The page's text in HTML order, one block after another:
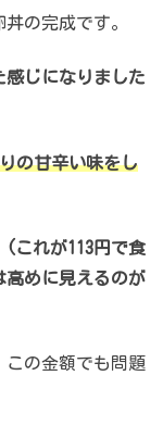
の完成です。
感じになりました
の甘辛い味をし
(これが113円で食
高めに見えるのが
この金額でも問題